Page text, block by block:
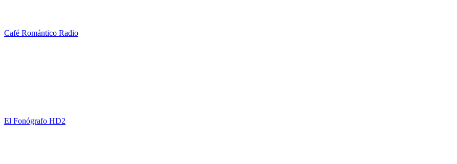
Café Romántico Radio
El Fonógrafo HD2